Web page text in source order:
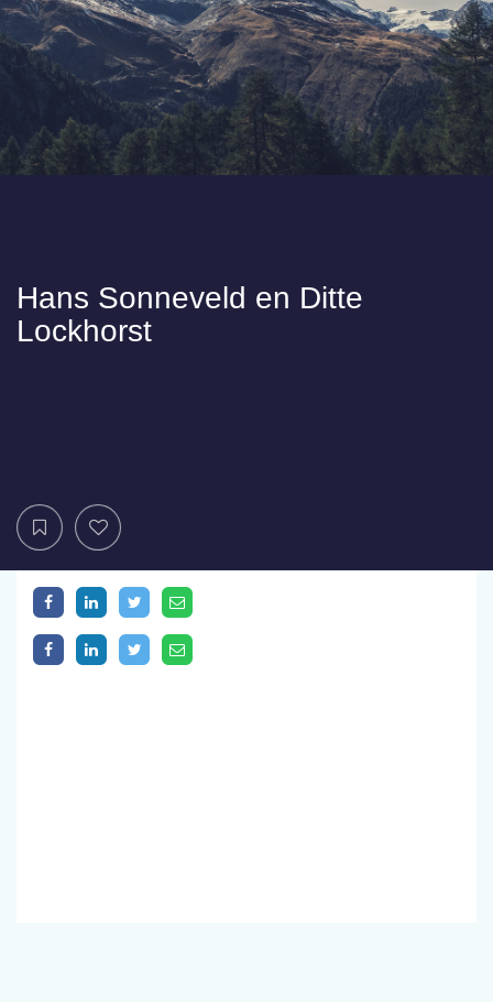
Hans Sonneveld en Ditte
Lockhorst